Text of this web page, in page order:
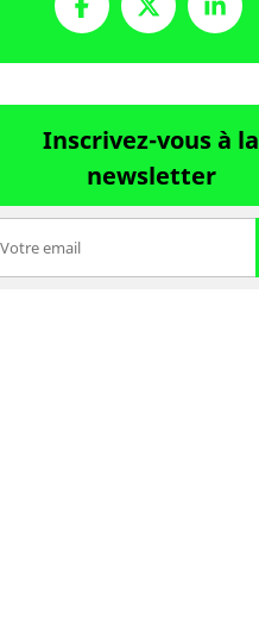
Inscrivez-vous à la
newsletter